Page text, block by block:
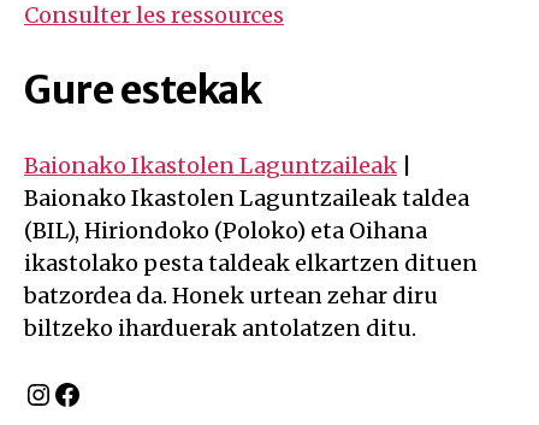
Consulter les ressources
Gure estekak
Baionako Ikastolen Laguntzaileak
Baionako Ikastolen Laguntzaileak taldea
(BIL), Hiriondoko (Poloko) eta Oihana
ikastolako pesta taldeak elkartzen dituen
batzordea da. Honek urtean zehar diru
biltzeko iharduerak antolatzen ditu.
Instagram
Facebook